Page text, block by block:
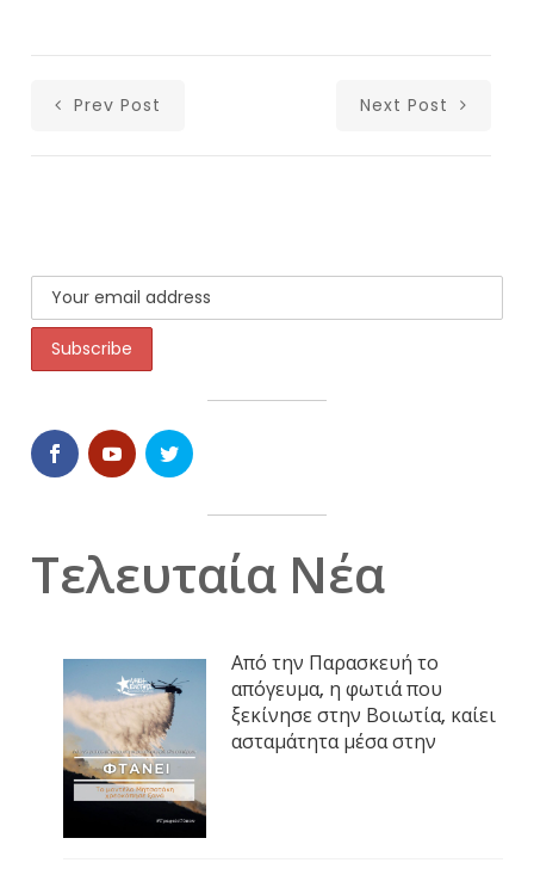
Prev Post Next Post
Τελευταία Νέα
Από την Παρασκευή το
απόγευμα, η φωτιά που
ξεκίνησε στην Βοιωτία, καίει
ασταμάτητα μέσα στην